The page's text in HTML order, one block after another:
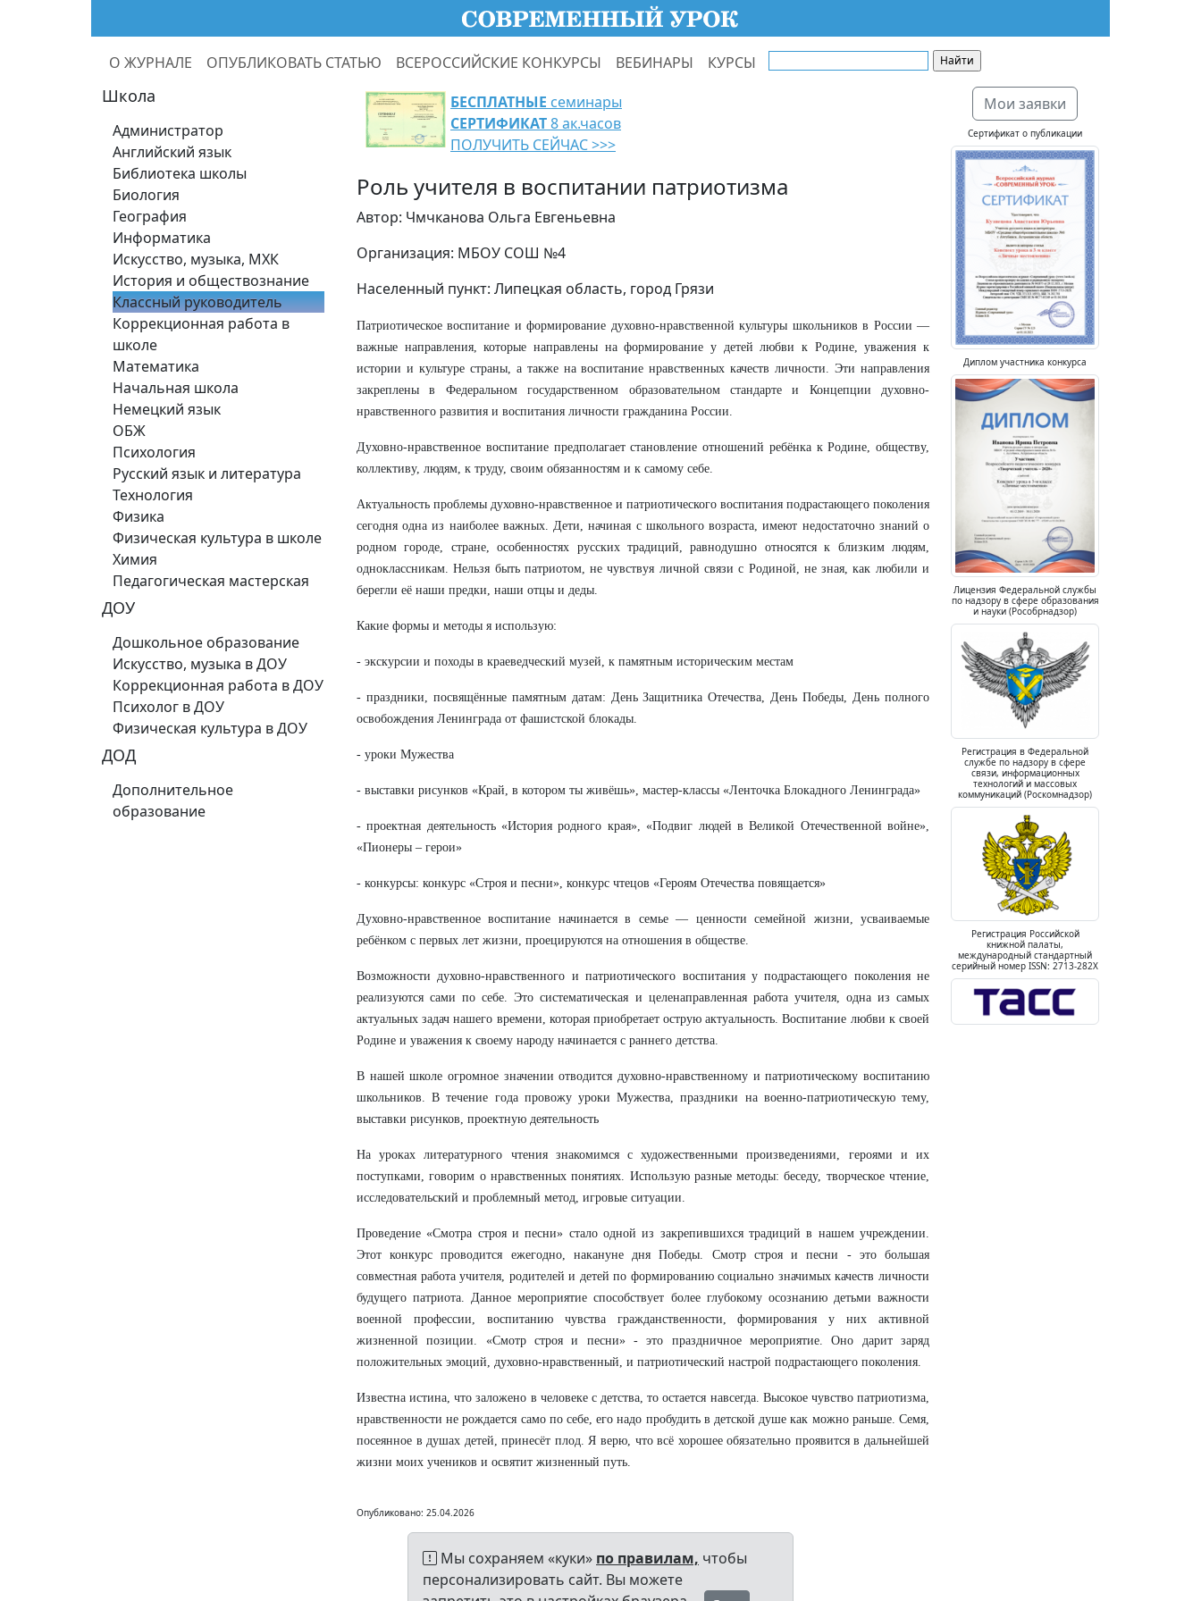
О ЖУРНАЛЕ ОПУБЛИКОВАТЬ СТАТЬЮ ВСЕРОССИЙСКИЕ КОНКУРСЫ ВЕБИНАРЫ КУРСЫ
Школа
Администратор
Английский язык
Библиотека школы
Биология
География
Информатика
Искусство, музыка, МХК
История и обществознание
Классный руководитель
Коррекционная работа в
школе
Математика
Начальная школа
Немецкий язык
ОБЖ
Психология
Русский язык и литература
Технология
Физика
Физическая культура в школе
Химия
Педагогическая мастерская
ДОУ
Дошкольное образование
Искусство, музыка в ДОУ
Коррекционная работа в ДОУ
Психолог в ДОУ
Физическая культура в ДОУ
ДОД
Дополнительное
образование
БЕСПЛАТНЫЕ семинары
СЕРТИФИКАТ8 ак.часов
ПОЛУЧИТЬ СЕЙЧАС >>>
Роль учителя в воспитании патриотизма
Автор: Чмчканова Ольга Евгеньевна
Организация: МБОУ СОШ №4
Населенный пункт: Липецкая область, город Грязи
Патриотическое воспитание и формирование духовно-нравственной культуры школьников в России —
важные направления, которые направлены на формирование у детей любви к Родине, уважения к
истории и культуре страны, а также на воспитание нравственных качеств личности. Эти направления
закреплены в Федеральном государственном образовательном стандарте и Концепции духовно-
нравственного развития и воспитания личности гражданина России.
Духовно-нравственное воспитание предполагает становление отношений ребёнка к Родине, обществу,
коллективу, людям, к труду, своим обязанностям и к самому себе.
Актуальность проблемы духовно-нравственное и патриотического воспитания подрастающего поколения
сегодня одна из наиболее важных. Дети, начиная с школьного возраста, имеют недостаточно знаний о
родном городе, стране, особенностях русских традиций, равнодушно относятся к близким людям,
одноклассникам. Нельзя быть патриотом, не чувствуя личной связи с Родиной, не зная, как любили и
берегли её наши предки, наши отцы и деды.
Какие формы и методы я использую:
- экскурсии и походы в краеведческий музей, к памятным историческим местам
- праздники, посвящённые памятным датам: День Защитника Отечества, День Победы, День полного
освобождения Ленинграда от фашистской блокады.
- уроки Мужества
- выставки рисунков «Край, в котором ты живёшь», мастер-классы «Ленточка Блокадного Ленинграда»
- проектная деятельность «История родного края», «Подвиг людей в Великой Отечественной войне»,
«Пионеры – герои»
- конкурсы: конкурс «Строя и песни», конкурс чтецов «Героям Отечества повящается»
Духовно-нравственное воспитание начинается в семье — ценности семейной жизни, усваиваемые
ребёнком с первых лет жизни, проецируются на отношения в обществе.
Возможности духовно-нравственного и патриотического воспитания у подрастающего поколения не
реализуются сами по себе. Это систематическая и целенаправленная работа учителя, одна из самых
актуальных задач нашего времени, которая приобретает острую актуальность. Воспитание любви к своей
Родине и уважения к своему народу начинается с раннего детства.
В нашей школе огромное значении отводится духовно-нравственному и патриотическому воспитанию
школьников. В течение года провожу уроки Мужества, праздники на военно-патриотическую тему,
выставки рисунков, проектную деятельность
На уроках литературного чтения знакомимся с художественными произведениями, героями и их
поступками, говорим о нравственных понятиях. Использую разные методы: беседу, творческое чтение,
исследовательский и проблемный метод, игровые ситуации.
Проведение «Смотра строя и песни» стало одной из закрепившихся традиций в нашем учреждении.
Этот конкурс проводится ежегодно, накануне дня Победы. Смотр строя и песни - это большая
совместная работа учителя, родителей и детей по формированию социально значимых качеств личности
будущего патриота. Данное мероприятие способствует более глубокому осознанию детьми важности
военной профессии, воспитанию чувства гражданственности, формирования у них активной
жизненной позиции. «Смотр строя и песни» - это праздничное мероприятие. Оно дарит заряд
положительных эмоций, духовно-нравственный, и патриотический настрой подрастающего поколения.
Известна истина, что заложено в человеке с детства, то остается навсегда. Высокое чувство патриотизма,
нравственности не рождается само по себе, его надо пробудить в детской душе как можно раньше. Семя,
посеянное в душах детей, принесёт плод. Я верю, что всё хорошее обязательно проявится в дальнейшей
жизни моих учеников и освятит жизненный путь.
Опубликовано: 25.04.2026
Мои заявки
Сертификат о публикации
Диплом участника конкурса
Лицензия Федеральной службы
по надзору в сфере образования
и науки (Рособрнадзор)
Регистрация в Федеральной
службе по надзору в сфере
связи, информационных
технологий и массовых
коммуникаций (Роскомнадзор)
Регистрация Российской
книжной палаты,
международный стандартный
серийный номер ISSN: 2713-282X
Мы сохраняем «куки» по правилам, чтобы
персонализировать сайт. Вы можете